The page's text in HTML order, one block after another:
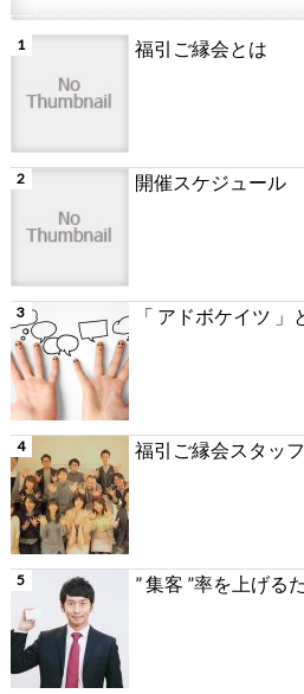
福引ご縁会とは
開催スケジュール
「 アドボケイツ 」
福引ご縁会スタッ
” 集客 ”率を上げる